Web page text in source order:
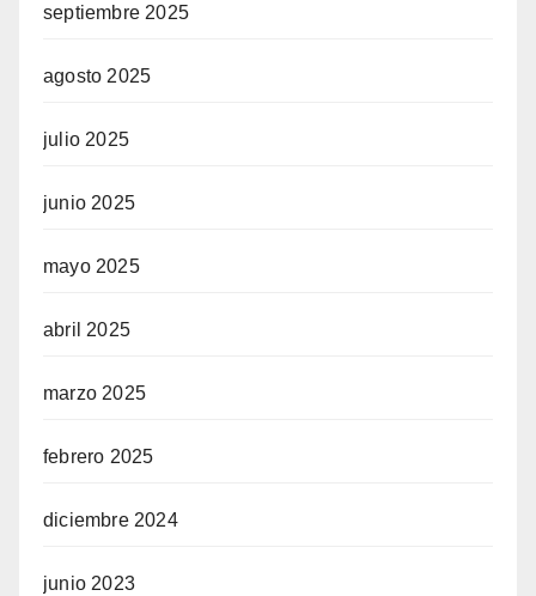
septiembre 2025
agosto 2025
julio 2025
junio 2025
mayo 2025
abril 2025
marzo 2025
febrero 2025
diciembre 2024
junio 2023